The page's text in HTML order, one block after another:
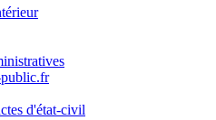
d'état-civil